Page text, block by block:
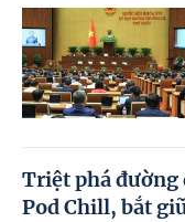
Triệt phá đường
Pod Chill, bắt